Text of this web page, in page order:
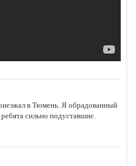
в Тюмень. Я обрадованный
сильно подуставшие.